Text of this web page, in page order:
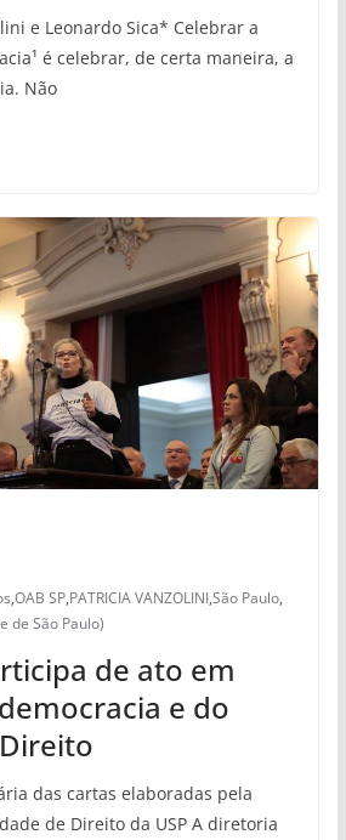
e Leonardo Sica* Celebrar a
é celebrar, de certa maneira, a
Não
,OAB SP,PATRICIA VANZOLINI,São Paulo,
de São Paulo)
de ato em
e do
das cartas elaboradas pela
de Direito da USP A diretoria